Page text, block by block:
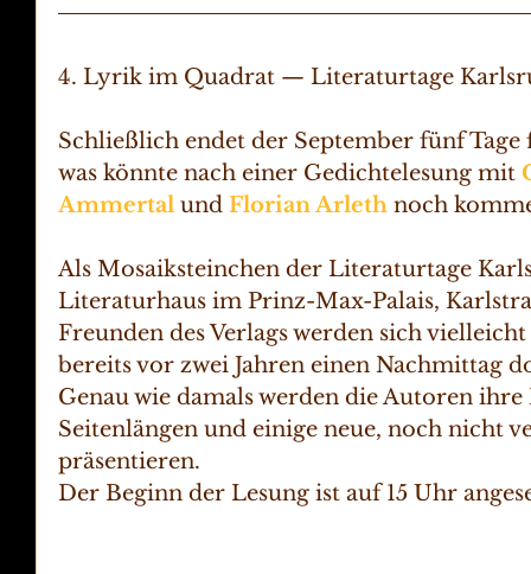
4. Lyrik im Quadrat — Literaturtage
Schließlich endet der September fünf
was könnte nach einer Gedichtelesung mit
Ammertal und Florian Arleth noch
Als Mosaiksteinchen der Literaturtage
Literaturhaus im Prinz-Max-Palais,
Freunden des Verlags werden sich
bereits vor zwei Jahren einen Nachmittag
Genau wie damals werden die Autoren
Seitenlängen und einige neue, noch nicht
präsentieren.
Der Beginn der Lesung ist auf 15 Uhr